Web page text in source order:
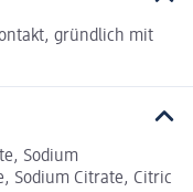
gründlich mit
Sodium
Sodium Citrate, Citric